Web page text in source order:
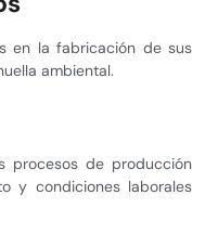
en la fabricación de sus
ambiental.
procesos de producción
y condiciones laborales